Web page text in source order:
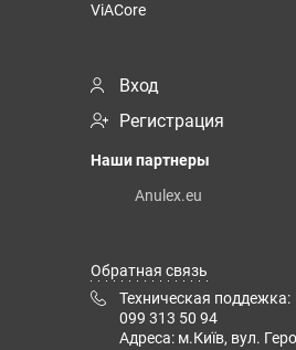
ViACore
Вход
Регистрация
Наши партнеры
Anulex.eu
Обратная связь
Техническая поддежка:
099 313 50 94
Адреса: м.Київ, вул.